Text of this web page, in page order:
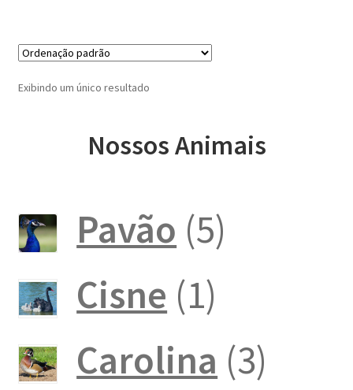
Exibindo um único resultado
Nossos Animais
Pavão 55
Cisne 11
produto
Carolina 33